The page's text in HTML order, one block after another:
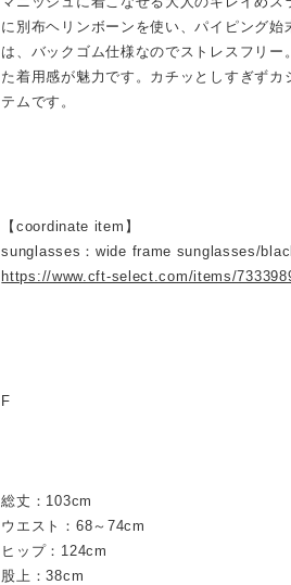
に別布ヘリンボーンを使い、パイピング始
は、バックゴム仕様なのでストレスフリー
た着用感が魅力です。カチッとしすぎずカ
テムです。
【coordinate item】
sunglasses：wide frame sunglasses/
https://www.cft-select.com/items/
F
総丈：103cm
ウエスト：68～74cm
ヒップ：124cm
股上：38cm